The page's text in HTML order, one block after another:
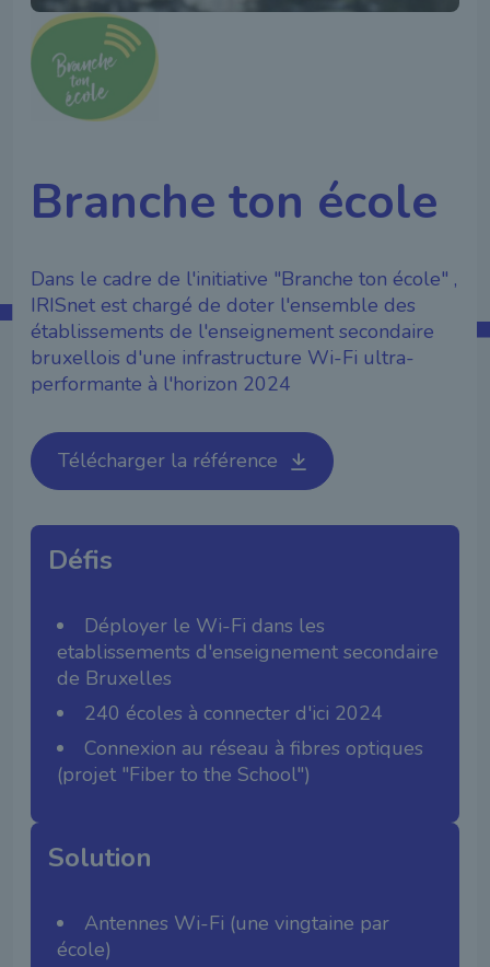
Branche ton école
Dans le cadre de l'initiative "Branche ton école" ,
IRISnet est chargé de doter l'ensemble des
établissements de l'enseignement secondaire
bruxellois d'une infrastructure Wi-Fi ultra-
performante à l'horizon 2024
Télécharger la référence
Défis
Déployer le Wi-Fi dans les
etablissements d'enseignement secondaire
de Bruxelles
240 écoles à connecter d'ici 2024
Connexion au réseau à fibres optiques
(projet "Fiber to the School")
Solution
Antennes Wi-Fi (une vingtaine par
école)